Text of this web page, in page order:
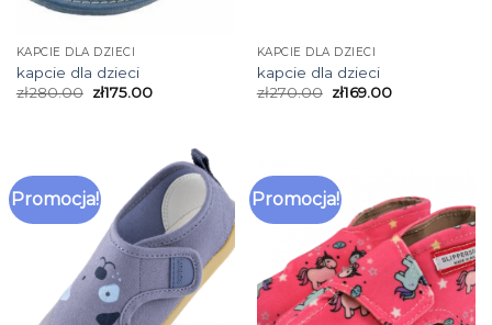
KAPCIE DLA DZIECI
kapcie dla dzieci
zł280.00 zł175.00
KAPCIE DLA DZIECI
kapcie dla dzieci
zł270.00 zł169.00
Promocja! Promocja!